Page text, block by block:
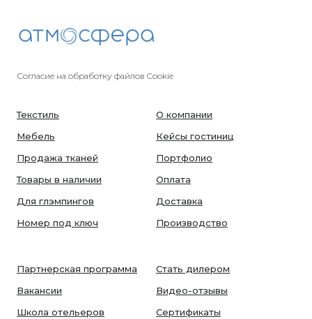
Согласие на обработку файлов Cookie
Текстиль
Мебель
Продажа тканей
Товары в наличии
Для глэмпингов
Номер под ключ
О компании
Кейсы гостиниц
Портфолио
Оплата
Доставка
Производство
Партнерская программа
Вакансии
Школа отельеров
Стать дилером
Видео-отзывы
Сертификаты